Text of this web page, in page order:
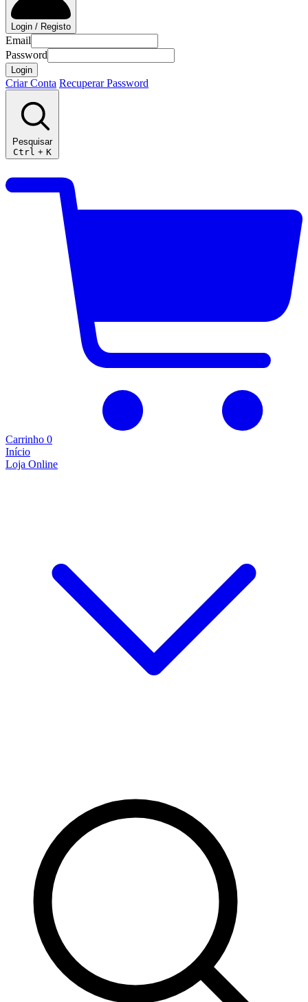
Login / Registo
Email
Password
Login
Criar Conta Recuperar Password
Pesquisar
Ctrl + K
Carrinho 0
Início
Loja Online